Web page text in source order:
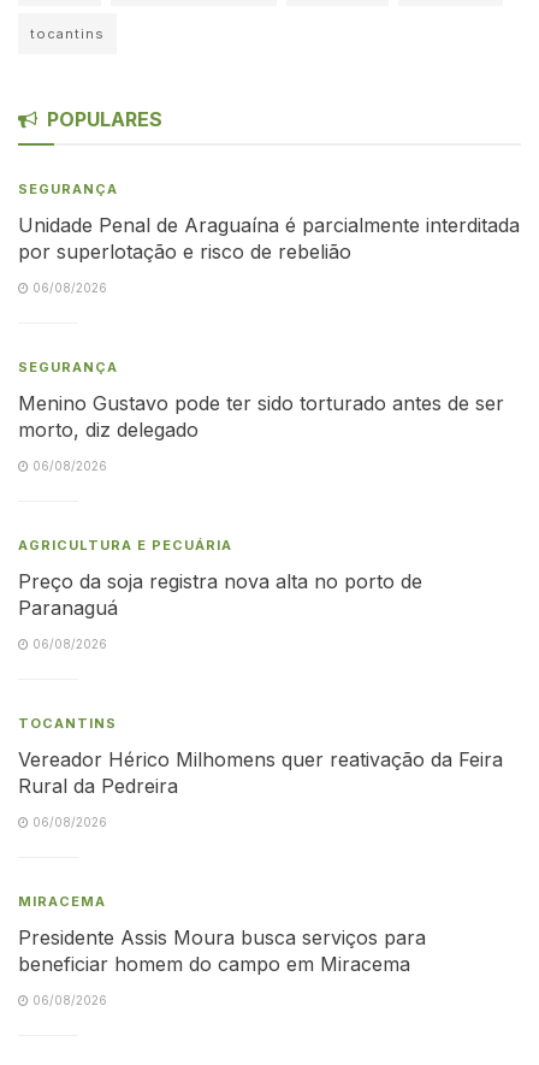
tocantins
POPULARES
SEGURANÇA
Unidade Penal de Araguaína é parcialmente interditada
por superlotação e risco de rebelião
06/08/2026
SEGURANÇA
Menino Gustavo pode ter sido torturado antes de ser
morto, diz delegado
06/08/2026
AGRICULTURA E PECUÁRIA
Preço da soja registra nova alta no porto de
Paranaguá
06/08/2026
TOCANTINS
Vereador Hérico Milhomens quer reativação da Feira
Rural da Pedreira
06/08/2026
MIRACEMA
Presidente Assis Moura busca serviços para
beneficiar homem do campo em Miracema
06/08/2026